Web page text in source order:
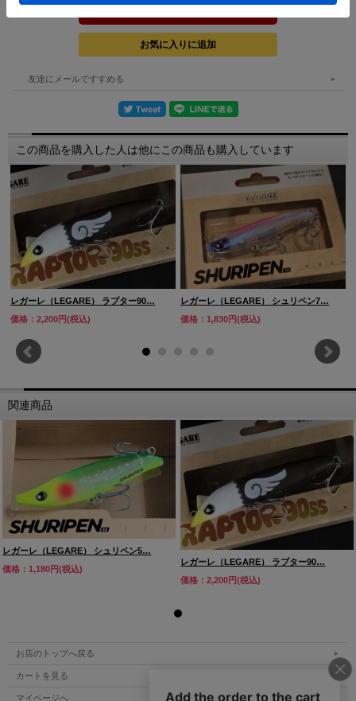
友達にメールですすめる
この商品を購入した人は他にこの商品も購入しています
レガーレ（LEGARE） ラプター90…
価格：2,200円(税込)
レガーレ（LEGARE） シュリペン7…
価格：1,830円(税込)
関連商品
レガーレ（LEGARE） シュリペン5…
価格：1,180円(税込)
レガーレ（LEGARE） ラプター90…
価格：2,200円(税込)
お店のトップへ戻る
カートを見る
マイページへ